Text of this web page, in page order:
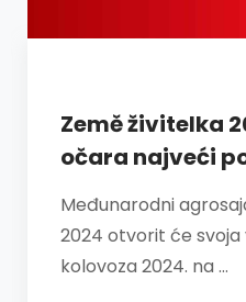
Země živitelka
očara najveći
Međunarodni
2024 otvorit će svoja
kolovoza 2024. na …